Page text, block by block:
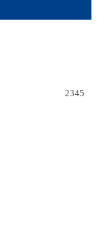
2345